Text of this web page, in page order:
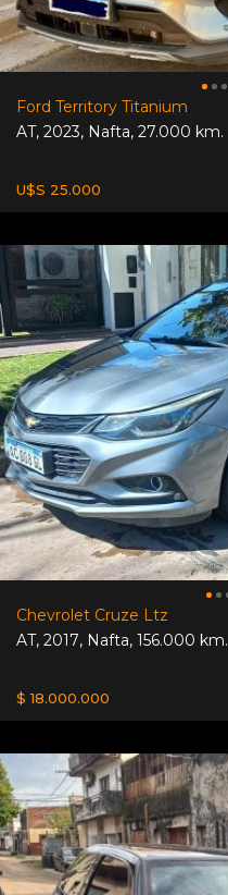
Ford Territory Titanium
AT, 2023, Nafta, 27.000 km.
U$S 25.000
Chevrolet Cruze Ltz
AT, 2017, Nafta, 156.000 km.
$ 18.000.000